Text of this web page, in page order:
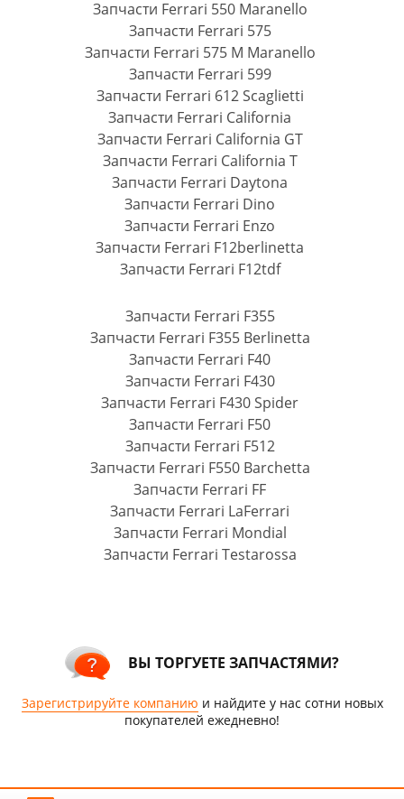
Запчасти Ferrari 550 Maranello
Запчасти Ferrari 575
Запчасти Ferrari 575 M Maranello
Запчасти Ferrari 599
Запчасти Ferrari 612 Scaglietti
Запчасти Ferrari California
Запчасти Ferrari California GT
Запчасти Ferrari California T
Запчасти Ferrari Daytona
Запчасти Ferrari Dino
Запчасти Ferrari Enzo
Запчасти Ferrari F12berlinetta
Запчасти Ferrari F12tdf
Запчасти Ferrari F355
Запчасти Ferrari F355 Berlinetta
Запчасти Ferrari F40
Запчасти Ferrari F430
Запчасти Ferrari F430 Spider
Запчасти Ferrari F50
Запчасти Ferrari F512
Запчасти Ferrari F550 Barchetta
Запчасти Ferrari FF
Запчасти Ferrari LaFerrari
Запчасти Ferrari Mondial
Запчасти Ferrari Testarossa
ВЫ ТОРГУЕТЕ ЗАПЧАСТЯМИ?
Зарегистрируйте компанию и найдите у нас сотни новых
покупателей ежедневно!